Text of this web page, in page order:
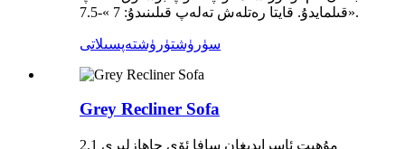
قىلمايدۇ. قايتا رەتلەش تەلەپ قىلىنىدۇ: 7 »-7.5».
سۈرۈشتۈرۈشتەپسىلاتى
Grey Recliner Sofa
2.1 مۇھىت ئاسرايدىغان سافا ئۆي جاھازلىرى